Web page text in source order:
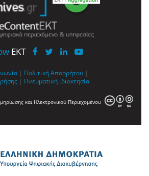
EKT
| Πολιτική Απορρήτου |
| Πνευματική ιδιοκτησία
και Ηλεκτρονικού Περιεχομένου